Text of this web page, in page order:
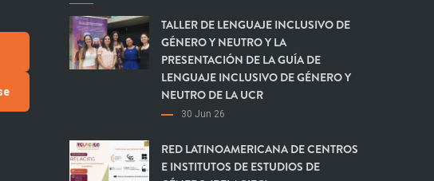
TALLER DE LENGUAJE INCLUSIVO DE
GÉNERO Y NEUTRO Y LA
PRESENTACIÓN DE LA GUÍA DE
LENGUAJE INCLUSIVO DE GÉNERO Y
NEUTRO DE LA UCR
30 Jun 26
RED LATINOAMERICANA DE CENTROS
E INSTITUTOS DE ESTUDIOS DE